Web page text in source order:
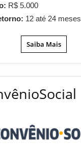
R$ 5.000
12 até 24 meses
Saiba Mais